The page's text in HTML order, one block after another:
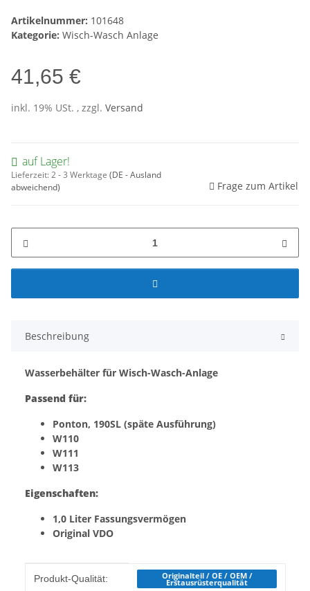
Artikelnummer: 101648
Kategorie: Wisch-Wasch Anlage
41,65 €
inkl. 19% USt. , zzgl. Versand
auf Lager!
Lieferzeit:2 - 3 Werktage (DE - Ausland
abweichend)
Frage zum Artikel
Beschreibung
Wasserbehälter für Wisch-Wasch-Anlage
Passend für:
Ponton, 190SL (späte Ausführung)
W110
W111
W113
Eigenschaften:
1,0 Liter Fassungsvermögen
Original VDO
Produkteigenschaft
Wert
Produkt-Qualität: Originalteil / OE / OEM /
Erstausrüsterqualität